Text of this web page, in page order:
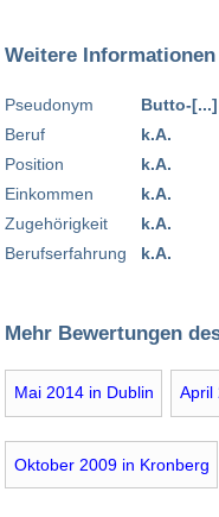
Weitere
Pseudonym
Beruf
Position
Einkommen
Zugehörigkeit
Berufserfahrung
Butto-[...]
k.A.
k.A.
k.A.
k.A.
k.A.
Mehr Bewertungen
Mai 2014 in Dublin April
Oktober 2009 in Kronberg